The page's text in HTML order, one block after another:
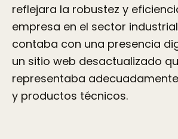
reflejara la robustez y
empresa en el sector
contaba con una presencia
un sitio web desactualizado
representaba
y productos técnicos.